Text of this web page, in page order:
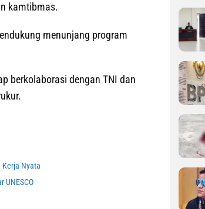
kamtibmas.
menunjang program
berkolaborasi dengan TNI dan
Kerja Nyata
UNESCO